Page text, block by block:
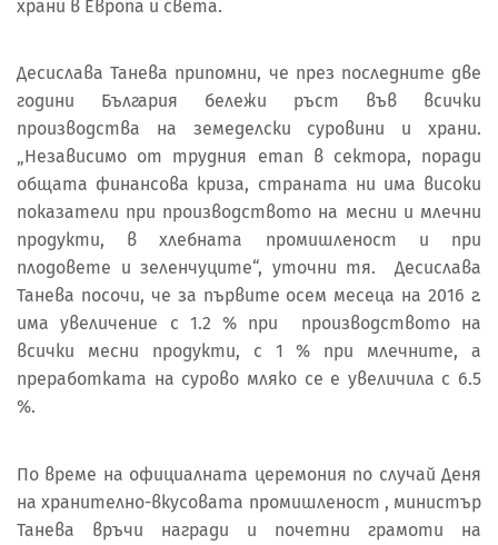
храни в Европа и света.
Десислава Танева припомни, че през последните две
години България бележи ръст във всички
производства на земеделски суровини и храни.
„Независимо от трудния етап в сектора, поради
общата финансова криза, страната ни има високи
показатели при производството на месни и млечни
продукти, в хлебната промишленост и при
плодовете и зеленчуците“, уточни тя. Десислава
Танева посочи, че за първите осем месеца на 2016 г.
има увеличение с 1.2 % при производството на
всички месни продукти, с 1 % при млечните, а
преработката на сурово мляко се е увеличила с 6.5
%.
По време на официалната церемония по случай Деня
на хранително-вкусовата промишленост , министър
Танева връчи награди и почетни грамоти на